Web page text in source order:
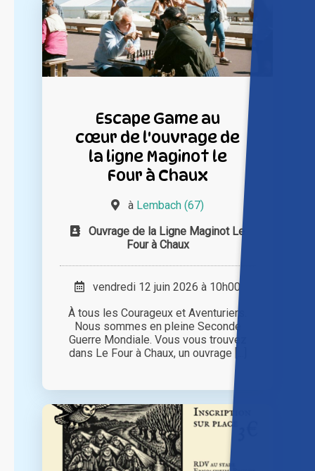
Escape Game au
cœur de l'ouvrage de
la ligne Maginot le
Four à Chaux
à Lembach (67)
Ouvrage de la Ligne Maginot Le
Four à Chaux
vendredi 12 juin 2026 à 10h00
À tous les Courageux et Aventuriers.
Nous sommes en pleine Seconde
Guerre Mondiale. Vous vous trouvez
dans Le Four à Chaux, un ouvrage [...]